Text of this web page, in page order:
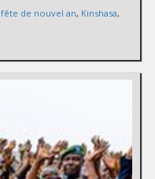
fête de nouvel an, Kinshasa,